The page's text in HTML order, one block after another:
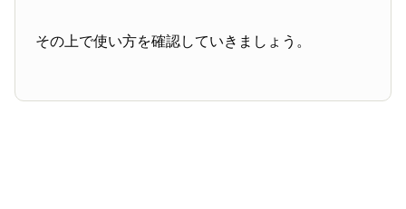
その上で使い方を確認していきましょう。